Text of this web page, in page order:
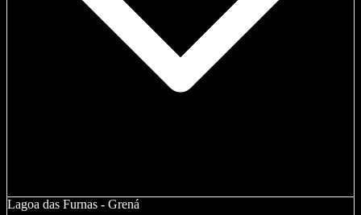
Lagoa das Furnas - Grená